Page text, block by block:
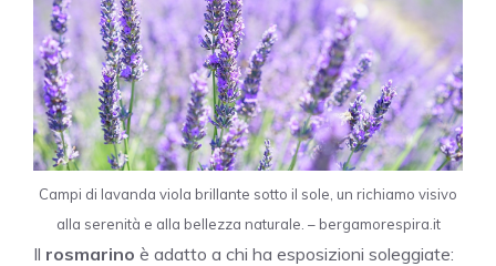
Campi di lavanda viola brillante sotto il sole, un richiamo visivo
alla serenità e alla bellezza naturale. – bergamorespira.it
Il rosmarino è adatto a chi ha esposizioni soleggiate: